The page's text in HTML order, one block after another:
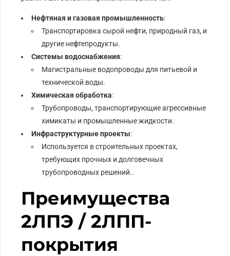
Нефтяная и газовая промышленность:
Транспортировка сырой нефти, природный газ, и
другие нефтепродукты.
Системы водоснабжения:
Магистральные водопроводы для питьевой и
технической воды.
Химическая обработка:
Трубопроводы, транспортирующие агрессивные
химикаты и промышленные жидкости.
Инфраструктурные проекты:
Используется в строительных проектах,
требующих прочных и долговечных
трубопроводных решений..
Преимущества
2ЛПЭ / 2ЛПП-
покрытия